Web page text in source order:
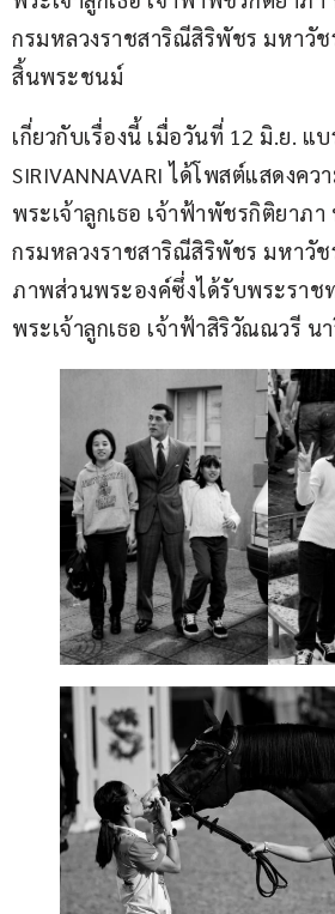
กรมหลวงราชสาริณีสิริพัชร มหาวัช
สิ้นพระชนม์
เกี่ยวกับเรื่องนี้ เมื่อวันที่ 12 มิ.ย. แ
SIRIVANNAVARI ได้โพสต์แสดงคว
พระเจ้าลูกเธอ เจ้าฟ้าพัชรกิติยาภ
กรมหลวงราชสาริณีสิริพัชร มหาวัช
ภาพส่วนพระองค์ซึ่งได้รับพระราช
พระเจ้าลูกเธอ เจ้าฟ้าสิริวัณณวรี